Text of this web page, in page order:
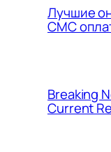
Лучшие
СМС
Breaking
Current